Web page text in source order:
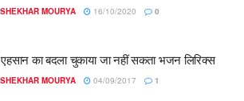
SHEKHAR MOURYA 16/10/2020 0
का बदला चुकाया जा नहीं सकता भजन लिरिक्स
SHEKHAR MOURYA 04/09/2017 1